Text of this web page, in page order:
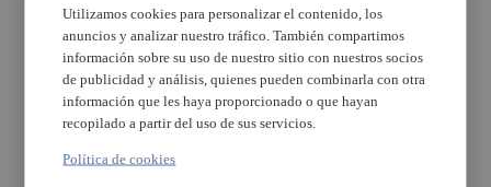
coberta del seu
edifici social
Utilizamos cookies para personalizar el contenido, los
anuncios y analizar nuestro tráfico. También compartimos
información sobre su uso de nuestro sitio con nuestros socios
de publicidad y análisis, quienes pueden combinarla con otra
información que les haya proporcionado o que hayan
recopilado a partir del uso de sus servicios.
Política de cookies